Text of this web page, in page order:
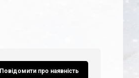
Повідомити про наявність